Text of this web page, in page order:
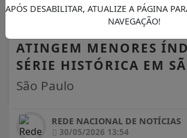
POLICIAL
HOMICÍDIOS E
ATINGEM MENORES
SÉRIE HISTÓRICA EM
São Paulo
REDE NACIONAL DE NOTÍCIAS
30/05/2026 13:54
APÓS DESABILITAR, ATUALIZE A PÁGINA
NAVEGAÇÃO!